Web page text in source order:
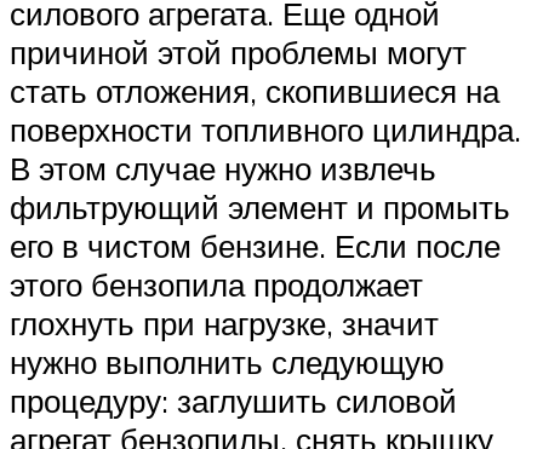
силового агрегата. Еще одной
причиной этой проблемы могут
стать отложения, скопившиеся на
поверхности топливного цилиндра.
В этом случае нужно извлечь
фильтрующий элемент и промыть
его в чистом бензине. Если после
этого бензопила продолжает
глохнуть при нагрузке, значит
нужно выполнить следующую
процедуру: заглушить силовой
агрегат бензопилы, снять крышку